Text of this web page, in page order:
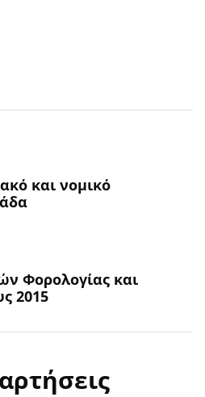
και νομικό
Φορολογίας και
2015